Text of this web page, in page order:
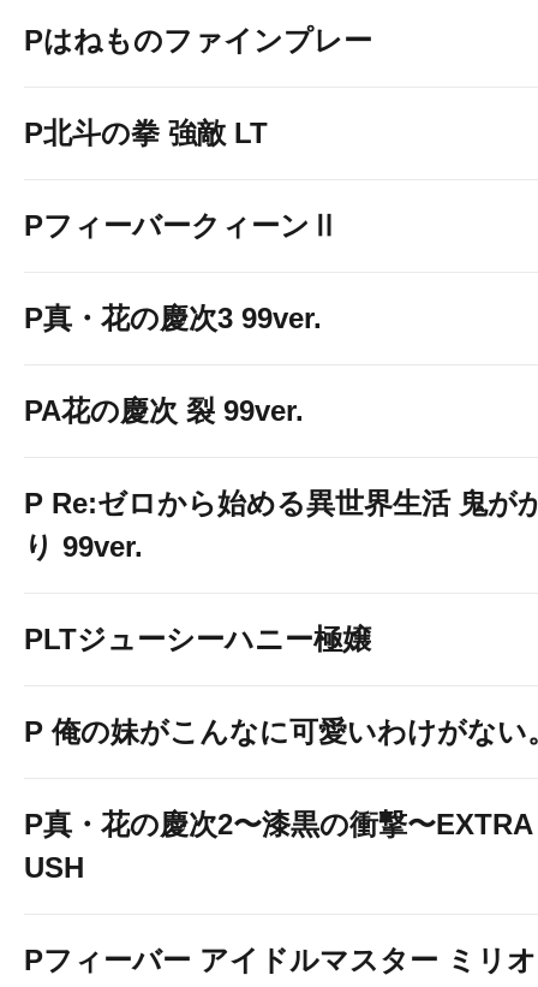
☆当店をお気に入り登
☆下のボタンをＰＵＳＨで簡
Pはねものファインプレー
P北斗の拳 強敵 LT
PフィーバークィーンⅡ
P真・花の慶次3 99ver.
PA花の慶次 裂 99ver.
P Re:ゼロから始める異世界生活 鬼が
り 99ver.
PLTジューシーハニー極嬢
P 俺の妹がこんなに可愛いわけがない
P真・花の慶次2〜漆黒の衝撃〜EXTRA
USH
Pフィーバー アイドルマスター ミリオ